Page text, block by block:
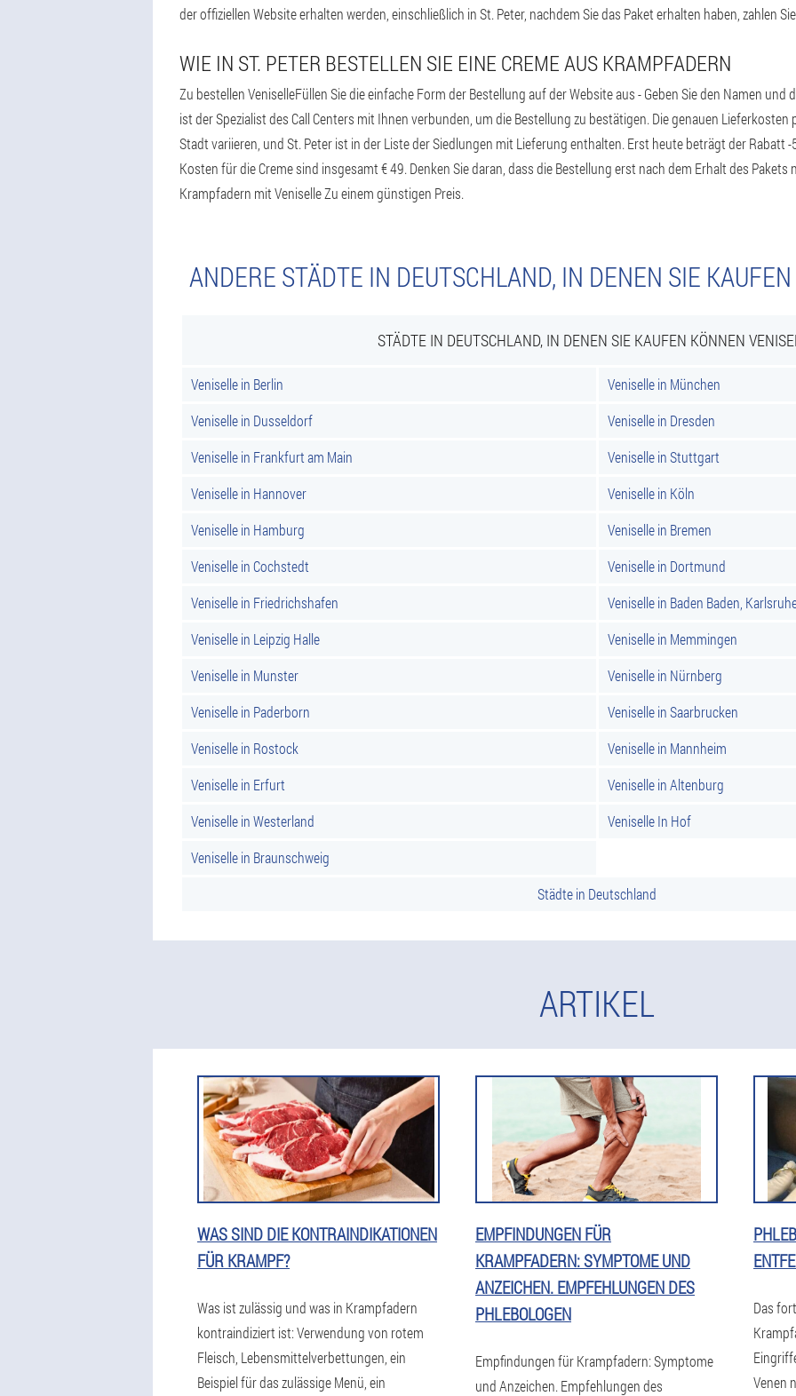
der offiziellen Website erhalten werden, einschließlich in St. Peter, nachdem Sie das Paket erhalten haben, zahlen
WIE IN ST. PETER BESTELLEN SIE EINE CREME AUS KRAMPFADERN
Zu bestellen VeniselleFüllen Sie die einfache Form der Bestellung auf der Website aus - Geben Sie den Namen
ist der Spezialist des Call Centers mit Ihnen verbunden, um die Bestellung zu bestätigen. Die genauen
Stadt variieren, und St. Peter ist in der Liste der Siedlungen mit Lieferung enthalten. Erst heute beträgt der Rabatt -
Kosten für die Creme sind insgesamt € 49. Denken Sie daran, dass die Bestellung erst nach dem Erhalt des
Krampfadern mit Veniselle Zu einem günstigen Preis.
ANDERE STÄDTE IN DEUTSCHLAND, IN DENEN SIE
STÄDTE IN DEUTSCHLAND, IN DENEN SIE KAUFEN KÖNNEN
Veniselle in Berlin
Veniselle in München
Veniselle in Dusseldorf
Veniselle in Dresden
Veniselle in Frankfurt am Main
Veniselle in Stuttgart
Veniselle in Hannover
Veniselle in Köln
Veniselle in Hamburg
Veniselle in Bremen
Veniselle in Cochstedt
Veniselle in Dortmund
Veniselle in Friedrichshafen
Veniselle in Baden Baden,
Veniselle in Leipzig Halle
Veniselle in Memmingen
Veniselle in Munster
Veniselle in Nürnberg
Veniselle in Paderborn
Veniselle in Saarbrucken
Veniselle in Rostock
Veniselle in Mannheim
Veniselle in Erfurt
Veniselle in Altenburg
Veniselle in Westerland
Veniselle In Hof
Veniselle in Braunschweig
Städte in Deutschland
ARTIKEL
WAS SIND DIE KONTRAINDIKATIONEN
FÜR KRAMPF?
Was ist zulässig und was in Krampfadern
kontraindiziert ist: Verwendung von rotem
Fleisch, Lebensmittelverbettungen, ein
Beispiel für das zulässige Menü, ein
EMPFINDUNGEN FÜR
KRAMPFADERN: SYMPTOME UND
ANZEICHEN. EMPFEHLUNGEN DES
PHLEBOLOGEN
Empfindungen für Krampfadern: Symptome
und Anzeichen. Empfehlungen des
Das
Venen